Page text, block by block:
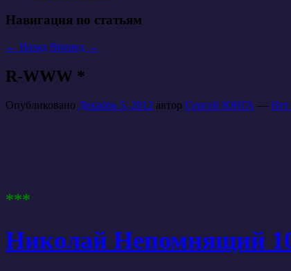
Навигация по статьям
← Назад Вперед →
R-WWW *
Опубликовано Декабрь 5, 2012 автор Сергей ЮНГА — Нет
***
Николай